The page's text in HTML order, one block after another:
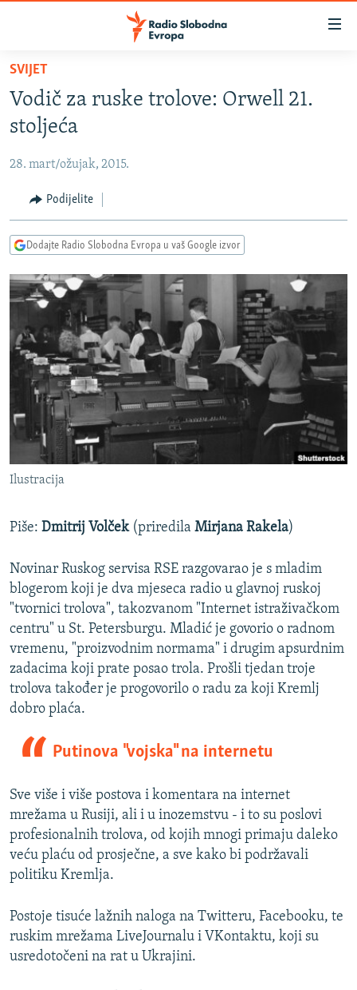
Pređite
glavni
sadržaj
Pređite
na
navigaciju
Pređite
na
VIJESTI
BOSNA I HERCEGOVINA
SRBIJA
KOSOVO
CRNA GORA
VIDEO
FOTOGALERIJE
INFOGRAFIKE
PODCASTI
RAT U UKRAJINI
KINA NA BALKANU
RSE PRIČE IZ SVIJETA
ISPRIČAJ MI
DNEVNO@RSE
SPECIJALI RSE
VIŠE OD NASLOVA
GENOCID U SREBRENICI
POPLAVE I KLIZIŠTA U BIH 2024.
POST SCRIPTUM
MOJA EVROPA
TRI DECENIJE OD RATA U BIH
SVE KARTE DEJTONA
NASTANAK I RASPAD JUGOSLAVIJE
PRATITE NAS
SVIJET
Vodič za ruske trolove: Orwell 21.
stoljeća
28. mart/ožujak, 2015.
Podijelite
Dodajte Radio Slobodna Evropa u vaš Google izvor
Ilustracija
Piše: Dmitrij Volček (priredila Mirjana Rakela)
Novinar Ruskog servisa RSE razgovarao je s mladim
blogerom koji je dva mjeseca radio u glavnoj ruskoj
"tvornici trolova", takozvanom "Internet istraživačkom
centru" u St. Petersburgu. Mladić je govorio o radnom
vremenu, "proizvodnim normama" i drugim apsurdnim
zadacima koji prate posao trola. Prošli tjedan troje
trolova također je progovorilo o radu za koji Kremlj
dobro plaća.
Putinova "vojska" na internetu
Sve više i više postova i komentara na internet
mrežama u Rusiji, ali i u inozemstvu - i to su poslovi
profesionalnih trolova, od kojih mnogi primaju daleko
veću plaću od prosječne, a sve kako bi podržavali
politiku Kremlja.
Postoje tisuće lažnih naloga na Twitteru, Facebooku, te
ruskim mrežama LiveJournalu i VKontaktu, koji su
usredotočeni na rat u Ukrajini.